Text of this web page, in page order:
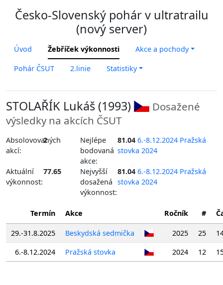
Česko-Slovenský pohár v ultratrailu
(nový server)
Úvod Žebříček výkonnosti Akce a pochody
Pohár ČSUT 2.linie Statistiky
STOLAŘÍK Lukáš (1993)
Dosažené
výsledky na akcích ČSUT
Absolovovaných
akcí:
2
Nejlépe
bodovaná
akce:
81.04 6.-8.12.2024 Pražská
stovka 2024
Aktuální
výkonnost:
77.65
Nejvyšší
dosažená
výkonnost:
81.04 6.-8.12.2024 Pražská
stovka 2024
Termín Akce Ročník #
29.-31.8.2025 Beskydská sedmička 2025 25
6.-8.12.2024
Pražská stovka 2024 12